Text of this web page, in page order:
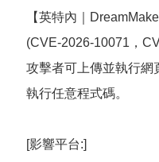
【英特內｜
(CVE-2026-10071，
攻擊者可上傳並執行網
執行任意程式碼。
[影響平台:]